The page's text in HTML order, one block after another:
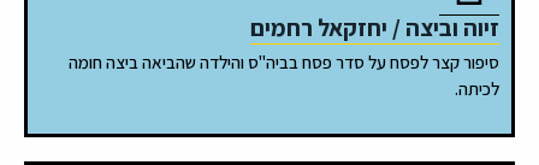
זיוה וביצה / יחזקאל רחמים
סיפור קצר לפסח על סדר פסח בביה"ס והילדה שהביאה ביצה חומה
לכיתה.